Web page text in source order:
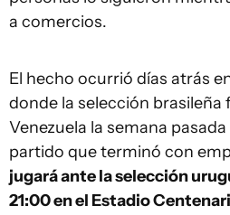
a comercios.
El hecho ocurrió días atrás
donde la selección brasileña
Venezuela la semana
partido que terminó con
jugará ante la selección
21:00 en el Estadio